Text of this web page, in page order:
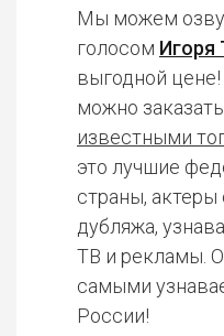
Мы можем
голосом Игоря
выгодной
можно
известными
это лучшие
страны, актеры
дубляжа,
ТВ и рекламы.
самыми
России!